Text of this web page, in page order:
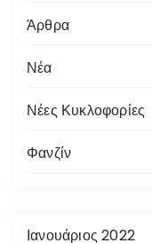
Άρθρα
Νέα
Νέες Κυκλοφορίες
Φανζίν
Ιανουάριος 2022